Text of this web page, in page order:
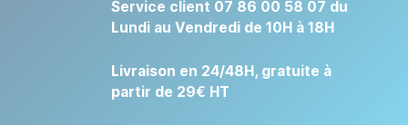
Service client 07 86 00 58 07 du
Lundi au Vendredi de 10H à 18H
Livraison en 24/48H, gratuite à
partir de 29€ HT